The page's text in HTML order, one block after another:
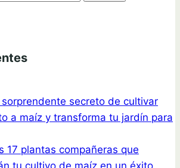
secreto de cultivar
a maíz y transforma tu jardín para
17 plantas compañeras que
tu cultivo de maíz en un éxito